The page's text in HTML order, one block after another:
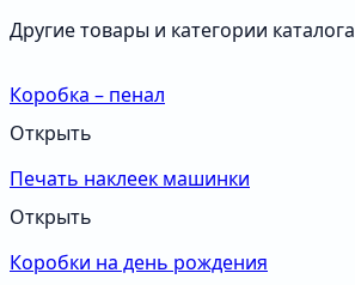
Другие товары и категории каталога
Коробка – пенал
Открыть
Печать наклеек машинки
Открыть
Коробки на день рождения